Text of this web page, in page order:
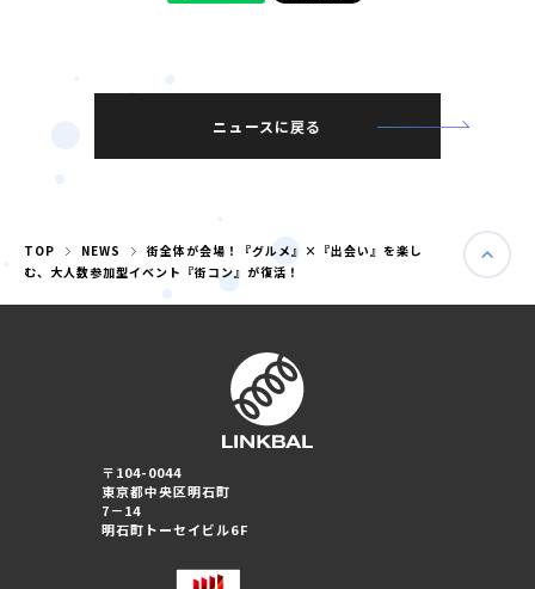
婚活パーティー（大阪）
ニュースに戻る
TOP NEWS
街全体が会場！『グルメ』×『出会い』を楽し
む、大人数参加型イベント『街コン』が復活！
〒104-0044
東京都中央区明石町
7－14
明石町トーセイビル6F